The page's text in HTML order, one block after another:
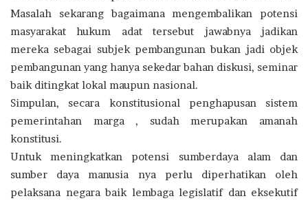
Masalah sekarang bagaimana mengembalikan potensi
masyarakat hukum adat tersebut jawabnya jadikan
mereka sebagai subjek pembangunan bukan jadi objek
pembangunan yang hanya sekedar bahan diskusi, seminar
baik ditingkat lokal maupun nasional.
Simpulan, secara konstitusional penghapusan sistem
pemerintahan marga , sudah merupakan amanah
konstitusi.
Untuk meningkatkan potensi sumberdaya alam dan
sumber daya manusia nya perlu diperhatikan oleh
pelaksana negara baik lembaga legislatif dan eksekutif